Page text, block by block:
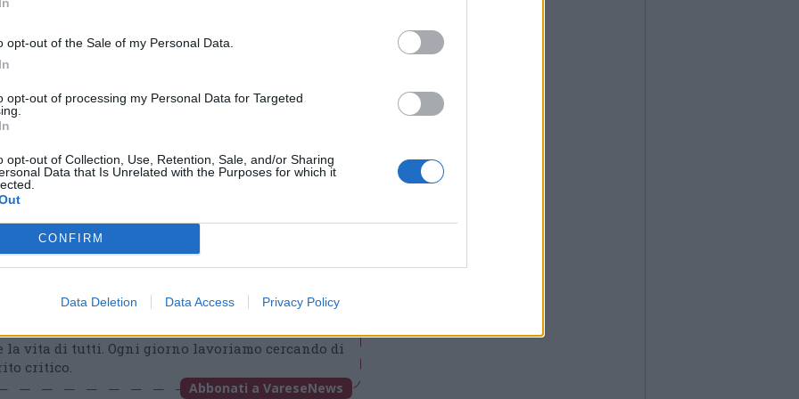
opt-out of the Sale of my Personal Data.
opt-out of processing my Personal Data for Targeted
opt-out of Collection, Use, Retention, Sale, and/or Sharing
Data that Is Unrelated with the Purposes for which it
CONFIRM
Data Deletion Data Access Privacy Policy
e al relativo svincolo.
diagostoa Materia
crediamo che una buona informazione
vita di tutti. Ogni giorno lavoriamo cercando di
critico.
Abbonati a VareseNews